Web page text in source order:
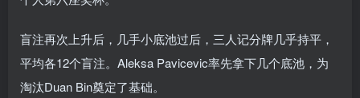
盲注再次上升后，几手小底池过后，三人记分牌几乎持平，
平均各12个盲注。Aleksa Pavicevic率先拿下几个底池，为
淘汰Duan Bin奠定了基础。